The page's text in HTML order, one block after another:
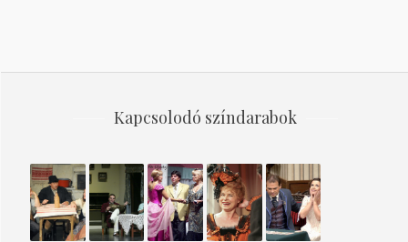
Kapcsolodó színdarabok
INDUL
A
BAKTERHÁZ
HOL
VAN AZ
A
Janika
2007
Az
osztrigás
Mici
A
SZABIN
NŐK